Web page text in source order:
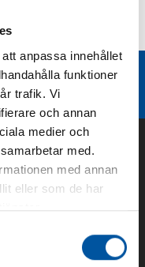
anpassa innehållet
funktioner
trafik. Vi
och annan
medier och
med.
med annan
eller som de har